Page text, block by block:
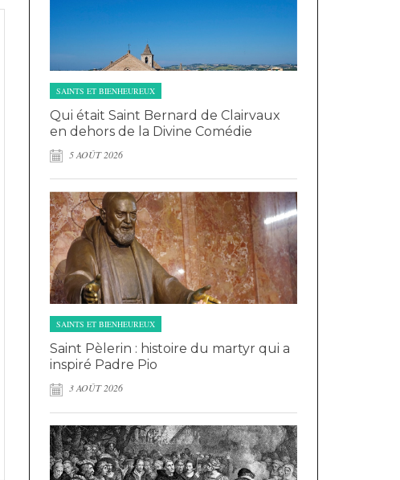
SAINTS ET BIENHEUREUX
Qui était Saint Bernard de Clairvaux
en dehors de la Divine Comédie
5 AOÛT 2026
SAINTS ET BIENHEUREUX
Saint Pèlerin : histoire du martyr qui a
inspiré Padre Pio
3 AOÛT 2026